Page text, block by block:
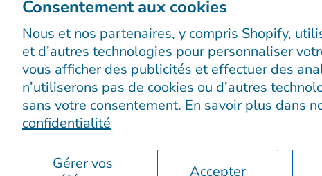
Consentement aux cookies
Nous et nos partenaires, y compris Shopify,
et d’autres technologies pour personnaliser
vous afficher des publicités et effectuer des
n’utiliserons pas de cookies ou d’autres
sans votre consentement. En savoir plus dans
confidentialité
Gérer vos
Accepter
Télécopieur :514 899-5952